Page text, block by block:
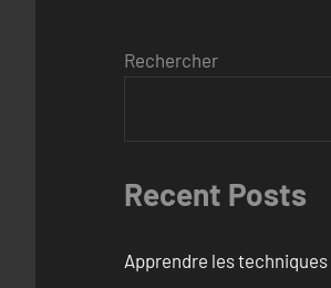
Rechercher
Recent Posts
Apprendre les